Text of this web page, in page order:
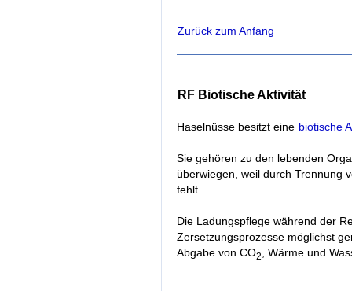
Zurück zum Anfang
RF Biotische Aktivität
Haselnüsse besitzt eine biotische
Sie gehören zu den lebenden
überwiegen, weil durch Trennung
fehlt.
Die Ladungspflege während der
Zersetzungsprozesse möglichst
Abgabe von CO2, Wärme und